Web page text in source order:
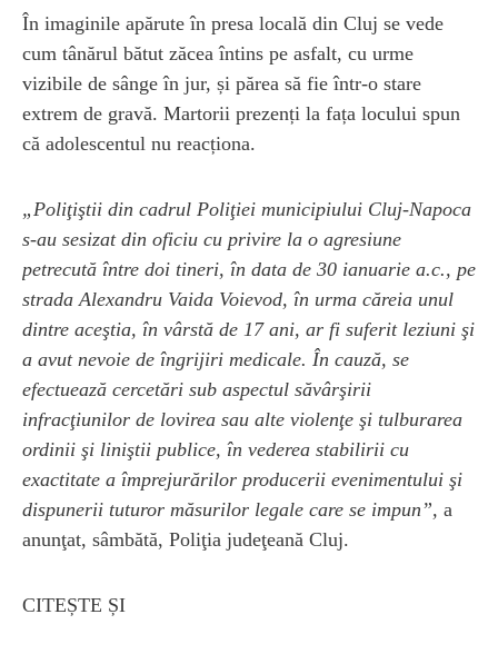
În imaginile apărute în presa locală din Cluj se vede
cum tânărul bătut zăcea întins pe asfalt, cu urme
vizibile de sânge în jur, și părea să fie într-o stare
extrem de gravă. Martorii prezenți la fața locului spun
că adolescentul nu reacționa.
„Poliţiştii din cadrul Poliţiei municipiului Cluj-Napoca
s-au sesizat din oficiu cu privire la o agresiune
petrecută între doi tineri, în data de 30 ianuarie a.c., pe
strada Alexandru Vaida Voievod, în urma căreia unul
dintre aceştia, în vârstă de 17 ani, ar fi suferit leziuni şi
a avut nevoie de îngrijiri medicale. În cauză, se
efectuează cercetări sub aspectul săvârşirii
infracţiunilor de lovirea sau alte violenţe şi tulburarea
ordinii şi liniştii publice, în vederea stabilirii cu
exactitate a împrejurărilor producerii evenimentului şi
dispunerii tuturor măsurilor legale care se impun”, a
anunţat, sâmbătă, Poliţia judeţeană Cluj.
CITEȘTE ȘI